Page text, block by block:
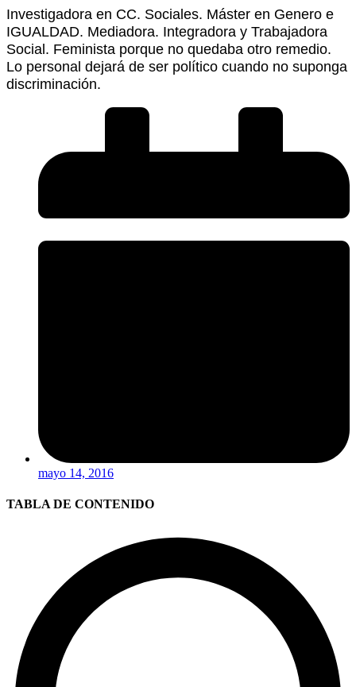
Investigadora en CC. Sociales. Máster en Genero e
IGUALDAD. Mediadora. Integradora y Trabajadora
Social. Feminista porque no quedaba otro remedio.
Lo personal dejará de ser político cuando no suponga
discriminación.
mayo 14, 2016
TABLA DE CONTENIDO